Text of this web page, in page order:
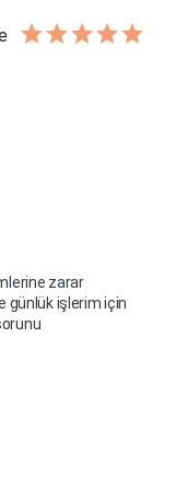
zarar
günlük işlerim için